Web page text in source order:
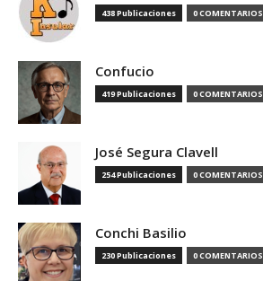
438 Publicaciones 0 COMENTARIOS
Confucio
419 Publicaciones 0 COMENTARIOS
José Segura Clavell
254 Publicaciones 0 COMENTARIOS
Conchi Basilio
230 Publicaciones 0 COMENTARIOS